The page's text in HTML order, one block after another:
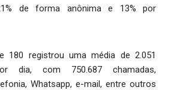
de forma anônima e 13% por
180 registrou uma média de 2.051
dia, com 750.687 chamadas,
Whatsapp, e-mail, entre outros